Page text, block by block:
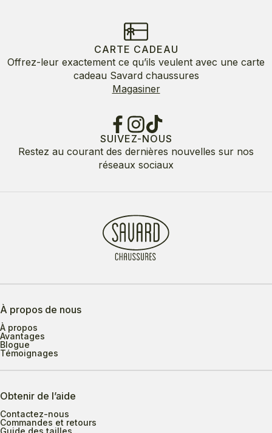
CARTE CADEAU
Offrez-leur exactement ce qu’ils veulent avec une carte
cadeau Savard chaussures
Magasiner
SUIVEZ-NOUS
Restez au courant des dernières nouvelles sur nos
réseaux sociaux
À propos de nous
À propos
Avantages
Blogue
Témoignages
Obtenir de l’aide
Contactez-nous
Commandes et retours
Guide des tailles